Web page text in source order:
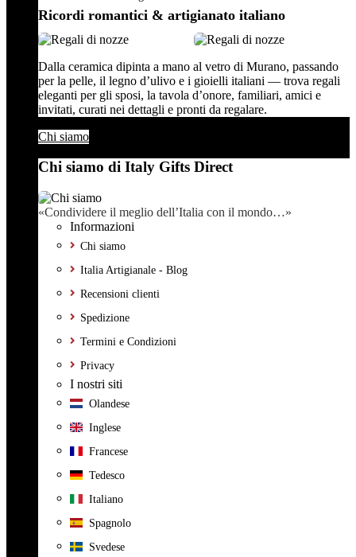
Ricordi romantici & artigianato italiano
Dalla ceramica dipinta a mano al vetro di Murano, passando
per la pelle, il legno d’ulivo e i gioielli italiani — trova regali
eleganti per gli sposi, la tavola d’onore, familiari, amici e
invitati, curati nei dettagli e pronti da regalare.
Chi siamo
Chi siamo di Italy Gifts Direct
«Condividere il meglio dell’Italia con il mondo…»
Informazioni
Chi siamo
Italia Artigianale - Blog
Recensioni clienti
Spedizione
Termini e Condizioni
Privacy
I nostri siti
Olandese
Inglese
Francese
Tedesco
Italiano
Spagnolo
Svedese